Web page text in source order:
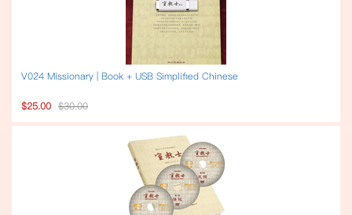
V024 Missionary | Book + USB Simplified Chinese
$25.00 $30.00